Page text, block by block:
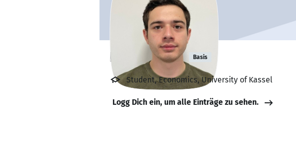
Farid Abilov Basis
Student, Economics, University of Kassel
Logg Dich ein, um alle Einträge zu sehen.